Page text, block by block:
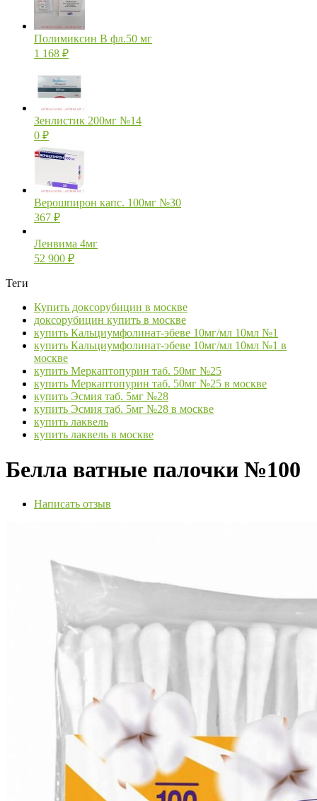
Полимиксин В фл.50 мг
1 168 ₽
Зенлистик 200мг №14
0 ₽
Верошпирон капс. 100мг №30
367 ₽
Ленвима 4мг
52 900 ₽
Теги
Купить доксорубицин в москве
доксорубицин купить в москве
купить Кальциумфолинат-эбеве 10мг/мл 10мл №1
купить Кальциумфолинат-эбеве 10мг/мл 10мл №1 в
москве
купить Меркаптопурин таб. 50мг №25
купить Меркаптопурин таб. 50мг №25 в москве
купить Эсмия таб. 5мг №28
купить Эсмия таб. 5мг №28 в москве
купить лаквель
купить лаквель в москве
Белла ватные палочки №100
Написать отзыв